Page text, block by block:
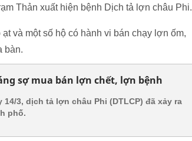
Thản xuất hiện bệnh Dịch tả lợn châu Phi.
và một số hộ có hành vi bán chạy lợn ốm,
bàn.
sợ mua bán lợn chết, lợn bệnh
3, dịch tả lợn châu Phi (DTLCP) đã xảy ra
phố.